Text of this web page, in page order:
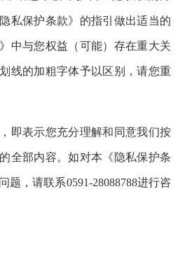
私保护条款》的指引做出适当的
中与您权益（可能）存在重大关
线的加粗字体予以区别，请您重
表示您充分理解和同意我们按
全部内容。如对本《隐私保护条
题，请联系0591-28088788进行咨